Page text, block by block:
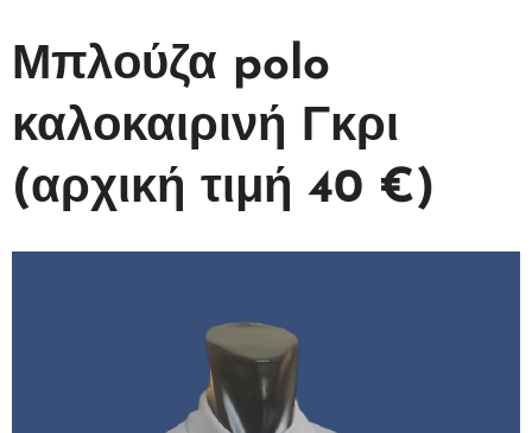
Μπλούζα polo
καλοκαιρινή Γκρι
(αρχική τιμή 40 €)